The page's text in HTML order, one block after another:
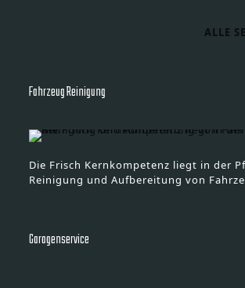
ALLE
Fahrzeug Reinigung
Die Frisch Kernkompetenz liegt in der
Reinigung und Aufbereitung von
Garagenservice